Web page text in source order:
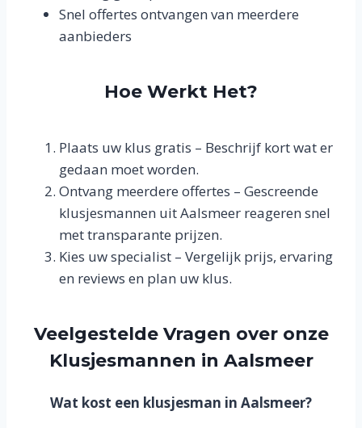
Snel offertes ontvangen van meerdere
aanbieders
Hoe Werkt Het?
Plaats uw klus gratis – Beschrijf kort wat er
gedaan moet worden.
Ontvang meerdere offertes – Gescreende
klusjesmannen uit Aalsmeer reageren snel
met transparante prijzen.
Kies uw specialist – Vergelijk prijs, ervaring
en reviews en plan uw klus.
Veelgestelde Vragen over onze
Klusjesmannen in Aalsmeer
Wat kost een klusjesman in Aalsmeer?